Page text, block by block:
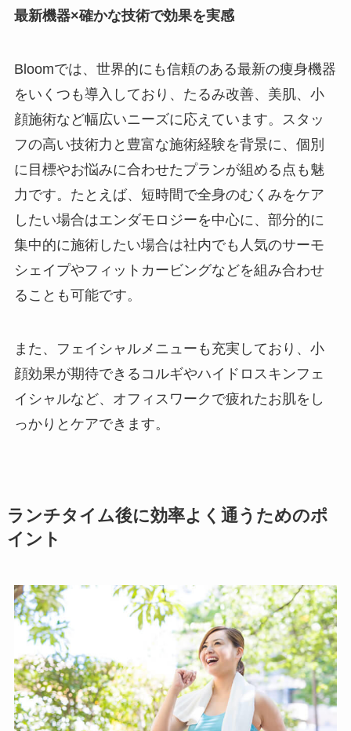
最新機器×確かな技術で効果を実感
Bloomでは、世界的にも信頼のある最新の痩身機器
をいくつも導入しており、たるみ改善、美肌、小
顔施術など幅広いニーズに応えています。スタッ
フの高い技術力と豊富な施術経験を背景に、個別
に目標やお悩みに合わせたプランが組める点も魅
力です。たとえば、短時間で全身のむくみをケア
したい場合はエンダモロジーを中心に、部分的に
集中的に施術したい場合は社内でも人気のサーモ
シェイプやフィットカービングなどを組み合わせ
ることも可能です。
また、フェイシャルメニューも充実しており、小
顔効果が期待できるコルギやハイドロスキンフェ
イシャルなど、オフィスワークで疲れたお肌をし
っかりとケアできます。
ランチタイム後に効率よく通うためのポ
イント